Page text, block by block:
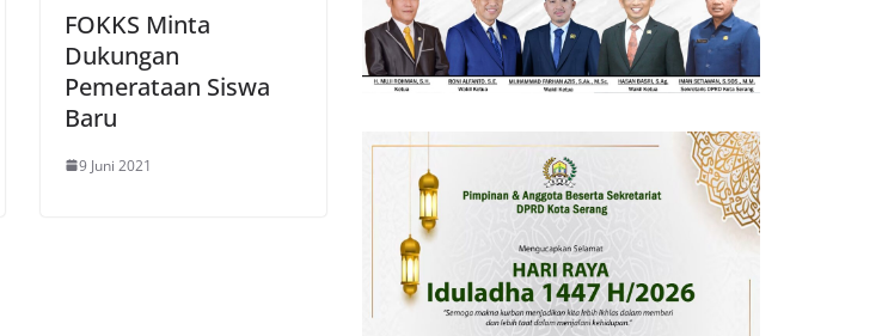
FOKKS Minta
Dukungan
Pemerataan Siswa
Baru
9 Juni 2021